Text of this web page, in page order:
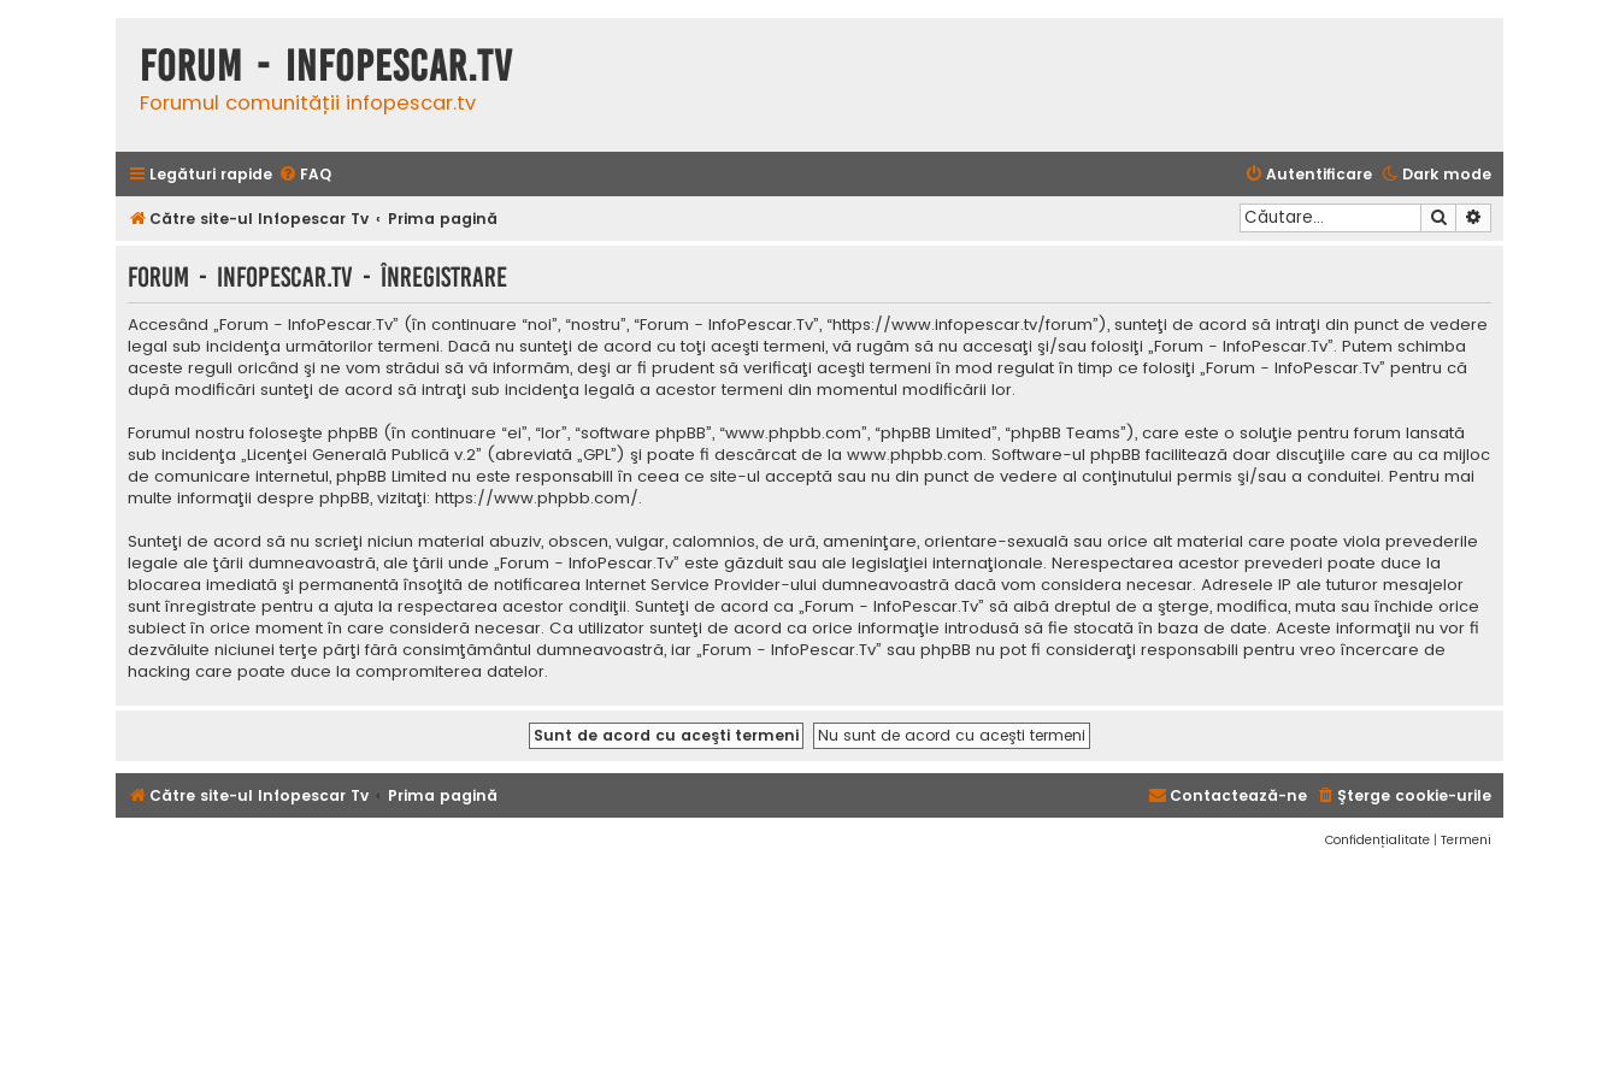
Forum - InfoPescar.Tv
Forumul comunității infopescar.tv
Legături rapide Dark mode
FAQ Autentificare
Către site-ul Infopescar Tv Prima pagină Căutare
Forum - InfoPescar.Tv - Înregistrare
Accesând „Forum - InfoPescar.Tv” (în continuare “noi”, “nostru”, “Forum - InfoPescar.Tv”, “https://www.infopescar.tv/forum”), sunteţi de acord să intraţi din punct de vedere
legal sub incidenţa următorilor termeni. Dacă nu sunteţi de acord cu toţi aceşti termeni, vă rugăm să nu accesaţi şi/sau folosiţi „Forum - InfoPescar.Tv”. Putem schimba
aceste reguli oricând şi ne vom strădui să vă informăm, deşi ar fi prudent să verificaţi aceşti termeni în mod regulat în timp ce folosiţi „Forum - InfoPescar.Tv” pentru că
după modificări sunteţi de acord să intraţi sub incidenţa legală a acestor termeni din momentul modificării lor.
Forumul nostru foloseşte phpBB (în continuare “ei”, “lor”, “software phpBB”, “www.phpbb.com”, “phpBB Limited”, “phpBB Teams”), care este o soluţie pentru forum lansată
sub incidenţa „Licenţei Generală Publică v.2” (abreviată „GPL”) şi poate fi descărcat de la www.phpbb.com. Software-ul phpBB facilitează doar discuţiile care au ca mijloc
de comunicare internetul, phpBB Limited nu este responsabill în ceea ce site-ul acceptă sau nu din punct de vedere al conţinutului permis şi/sau a conduitei. Pentru mai
multe informaţii despre phpBB, vizitaţi: https://www.phpbb.com/.
Sunteţi de acord să nu scrieţi niciun material abuziv, obscen, vulgar, calomnios, de ură, ameninţare, orientare-sexuală sau orice alt material care poate viola prevederile
legale ale ţării dumneavoastră, ale ţării unde „Forum - InfoPescar.Tv” este găzduit sau ale legislaţiei internaţionale. Nerespectarea acestor prevederi poate duce la
blocarea imediată şi permanentă însoţită de notificarea Internet Service Provider-ului dumneavoastră dacă vom considera necesar. Adresele IP ale tuturor mesajelor
sunt înregistrate pentru a ajuta la respectarea acestor condiţii. Sunteţi de acord ca „Forum - InfoPescar.Tv” să aibă dreptul de a şterge, modifica, muta sau închide orice
subiect în orice moment în care consideră necesar. Ca utilizator sunteţi de acord ca orice informaţie introdusă să fie stocată în baza de date. Aceste informaţii nu vor fi
dezvăluite niciunei terţe părţi fără consimţământul dumneavoastră, iar „Forum - InfoPescar.Tv” sau phpBB nu pot fi consideraţi responsabili pentru vreo încercare de
hacking care poate duce la compromiterea datelor.
Către site-ul Infopescar Tv Prima pagină Şterge cookie-urile
Contactează-ne
Confidențialitate | Termeni